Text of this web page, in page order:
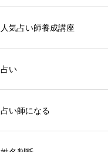
人気占い師養成講座
占い
占い師になる